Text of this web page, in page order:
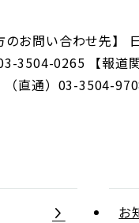
のお問い合わせ先
3504-0265 【報道
直通）03-3504-
お